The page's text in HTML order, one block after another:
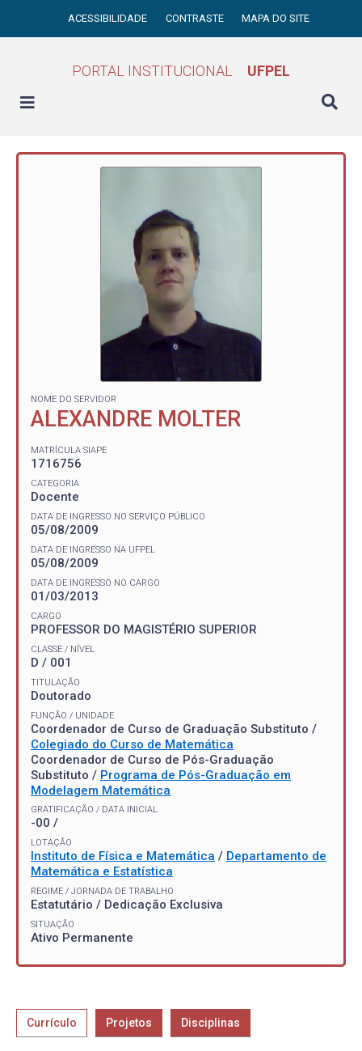
ACESSIBILIDADE CONTRASTE MAPA DO SITE
PORTAL INSTITUCIONAL UFPEL
NOME DO SERVIDOR
ALEXANDRE MOLTER
MATRÍCULA SIAPE
1716756
CATEGORIA
Docente
DATA DE INGRESSO NO SERVIÇO PÚBLICO
05/08/2009
DATA DE INGRESSO NA UFPEL
05/08/2009
DATA DE INGRESSO NO CARGO
01/03/2013
CARGO
PROFESSOR DO MAGISTÉRIO SUPERIOR
CLASSE / NÍVEL
D / 001
TITULAÇÃO
Doutorado
FUNÇÃO / UNIDADE
Coordenador de Curso de Graduação Substituto /
Colegiado do Curso de Matemática
Coordenador de Curso de Pós-Graduação
Substituto / Programa de Pós-Graduação em
Modelagem Matemática
GRATIFICAÇÃO / DATA INICIAL
-00 /
LOTAÇÃO
Instituto de Física e Matemática / Departamento de
Matemática e Estatística
REGIME / JORNADA DE TRABALHO
Estatutário / Dedicação Exclusiva
SITUAÇÃO
Ativo Permanente
Currículo Projetos Disciplinas